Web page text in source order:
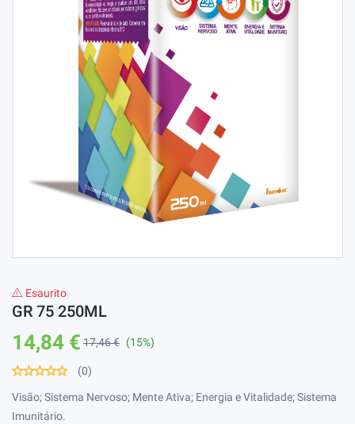
Esaurito
GR 75 250ML
14,84 € 17,46 € (15%)
(0)
Visão; Sistema Nervoso; Mente Ativa; Energia e Vitalidade; Sistema
Imunitário.